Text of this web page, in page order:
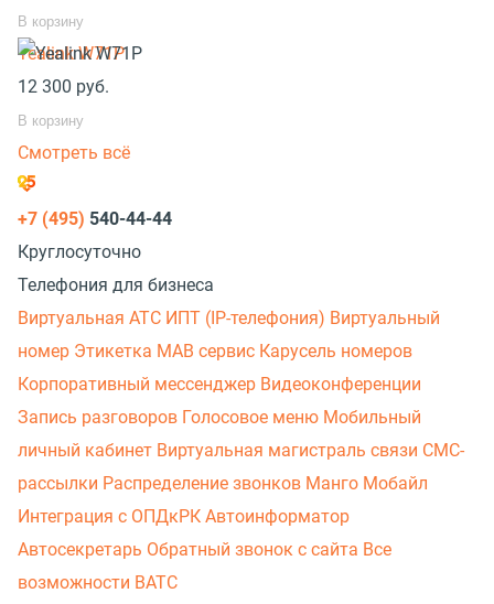
В корзину
Yealink W71P
12 300 руб.
В корзину
Смотреть всё
+7 (495) 540-44-44
Круглосуточно
Телефония для бизнеса
Виртуальная АТС ИПТ (IP-телефония) Виртуальный
номер Этикетка МАВ сервис Карусель номеров
Корпоративный мессенджер Видеоконференции
Запись разговоров Голосовое меню Мобильный
личный кабинет Виртуальная магистраль связи СМС-
рассылки Распределение звонков Манго Мобайл
Интеграция с ОПДкРК Автоинформатор
Автосекретарь Обратный звонок с сайта Все
возможности ВАТС